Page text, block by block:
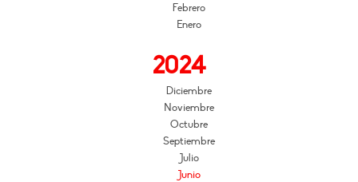
Febrero
Enero
2024
Diciembre
Noviembre
Octubre
Septiembre
Julio
Junio